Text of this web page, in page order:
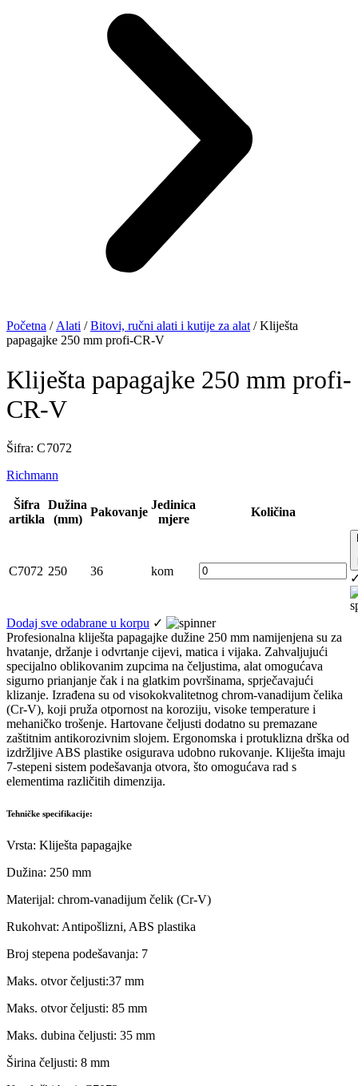
Početna / Alati /Bitovi, ručni alati i kutije za alat / Kliješta
papagajke 250 mm profi-CR-V
Kliješta papagajke 250 mm profi-
CR-V
Šifra: C 7072
Richmann
Šifra
artikla
Dužina
(mm)
Pakovanje
Jedinica
mjere
Količina
C7072 250 36 kom
Dodaj sve odabrane u korpu ✓
Profesionalna kliješta papagajke dužine 250 mm namijenjena su za
hvatanje, držanje i odvrtanje cijevi, matica i vijaka. Zahvaljujući
specijalno oblikovanim zupcima na čeljustima, alat omogućava
sigurno prianjanje čak i na glatkim površinama, sprječavajući
klizanje. Izrađena su od visokokvalitetnog chrom-vanadijum čelika
(Cr-V), koji pruža otpornost na koroziju, visoke temperature i
mehaničko trošenje. Hartovane čeljusti dodatno su premazane
zaštitnim antikorozivnim slojem. Ergonomska i protuklizna drška od
izdržljive ABS plastike osigurava udobno rukovanje. Kliješta imaju
7-stepeni sistem podešavanja otvora, što omogućava rad s
elementima različitih dimenzija.
Tehničke specifikacije:
Vrsta: Kliješta papagajke
Dužina: 250 mm
Materijal: chrom-vanadijum čelik (Cr-V)
Rukohvat: Antipošlizni, ABS plastika
Broj stepena podešavanja: 7
Maks. otvor čeljusti:37 mm
Maks. otvor čeljusti: 85 mm
Maks. dubina čeljusti: 35 mm
Širina čeljusti: 8 mm